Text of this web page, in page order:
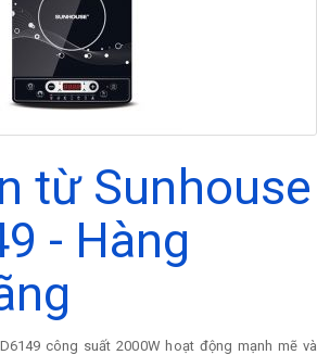
từ Sunhouse
- Hàng
công suất 2000W hoạt động mạnh mẽ và